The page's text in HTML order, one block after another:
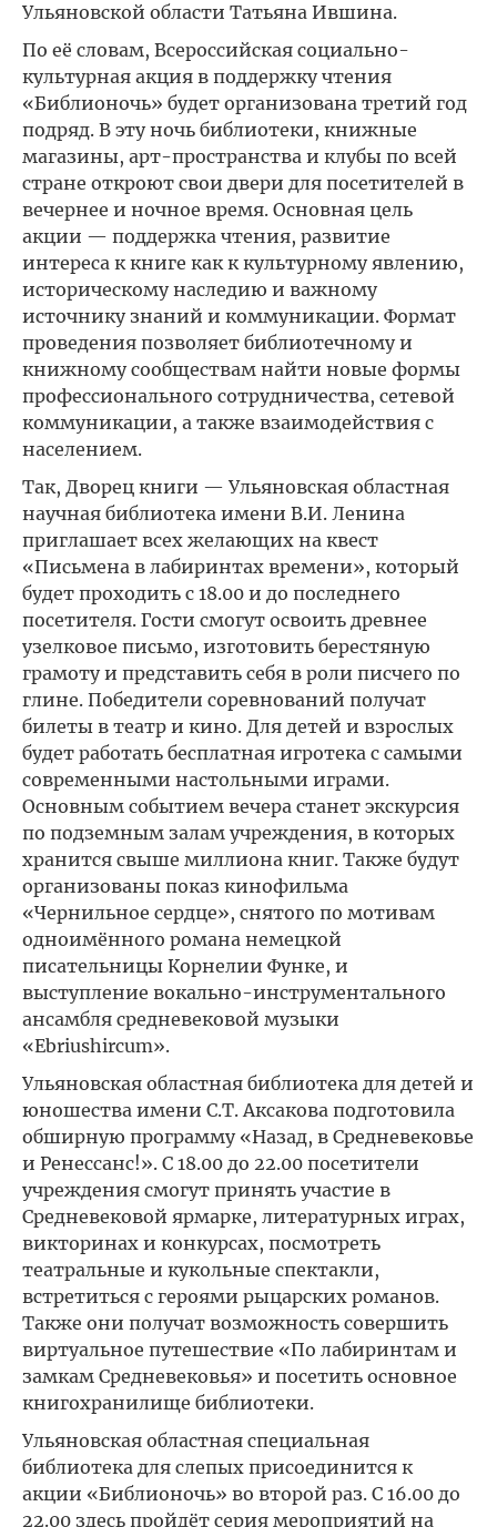
Ульяновской области Татьяна Ившина.
По её словам, Всероссийская социально-
культурная акция в поддержку чтения
«Библионочь» будет организована третий год
подряд. В эту ночь библиотеки, книжные
магазины, арт-пространства и клубы по всей
стране откроют свои двери для посетителей в
вечернее и ночное время. Основная цель
акции — поддержка чтения, развитие
интереса к книге как к культурному явлению,
историческому наследию и важному
источнику знаний и коммуникации. Формат
проведения позволяет библиотечному и
книжному сообществам найти новые формы
профессионального сотрудничества, сетевой
коммуникации, а также взаимодействия с
населением.
Так, Дворец книги — Ульяновская областная
научная библиотека имени В.И. Ленина
приглашает всех желающих на квест
«Письмена в лабиринтах времени», который
будет проходить с 18.00 и до последнего
посетителя. Гости смогут освоить древнее
узелковое письмо, изготовить берестяную
грамоту и представить себя в роли писчего по
глине. Победители соревнований получат
билеты в театр и кино. Для детей и взрослых
будет работать бесплатная игротека с самыми
современными настольными играми.
Основным событием вечера станет экскурсия
по подземным залам учреждения, в которых
хранится свыше миллиона книг. Также будут
организованы показ кинофильма
«Чернильное сердце», снятого по мотивам
одноимённого романа немецкой
писательницы Корнелии Функе, и
выступление вокально-инструментального
ансамбля средневековой музыки
«Ebriushircum».
Ульяновская областная библиотека для детей и
юношества имени С.Т. Аксакова подготовила
обширную программу «Назад, в Средневековье
и Ренессанс!». С 18.00 до 22.00 посетители
учреждения смогут принять участие в
Средневековой ярмарке, литературных играх,
викторинах и конкурсах, посмотреть
театральные и кукольные спектакли,
встретиться с героями рыцарских романов.
Также они получат возможность совершить
виртуальное путешествие «По лабиринтам и
замкам Средневековья» и посетить основное
книгохранилище библиотеки.
Ульяновская областная специальная
библиотека для слепых присоединится к
акции «Библионочь» во второй раз. С 16.00 до
22.00 здесь пройдёт серия мероприятий на